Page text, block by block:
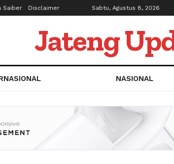
Saiber Disclaimer Sabtu, Agustus 8, 2026
Jateng
NASIONAL